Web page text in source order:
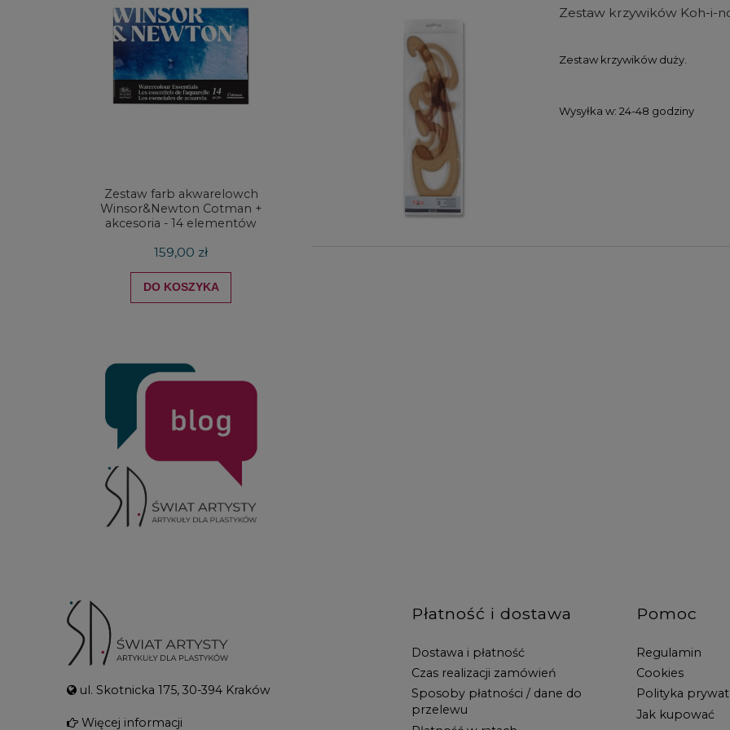
Zestaw farb akwarelowch
Winsor&Newton Cotman +
akcesoria - 14 elementów
159,00 zł
DO KOSZYKA
Zestaw farb akrylowych Winsor
& Newton Galeria Acrylic
Zestaw krzywików Koh-i-
Zestaw krzywików duży.
Wysyłka w: 24-48 godziny
ul. Skotnicka 175, 30-394 Kraków
Więcej informacji
Płatność i dostawa
Dostawa i płatność
Czas realizacji zamówień
Sposoby płatności / dane do
przelewu
Pomoc
Regulamin
Cookies
Polityka
Jak kupować